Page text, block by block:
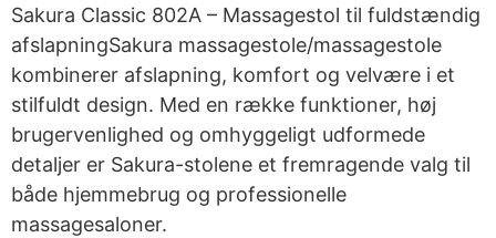
Sakura Classic 802A – Massagestol til fuldstændig
afslapningSakura massagestole/massagestole
kombinerer afslapning, komfort og velvære i et
stilfuldt design. Med en række funktioner, høj
brugervenlighed og omhyggeligt udformede
detaljer er Sakura-stolene et fremragende valg til
både hjemmebrug og professionelle
massagesaloner.